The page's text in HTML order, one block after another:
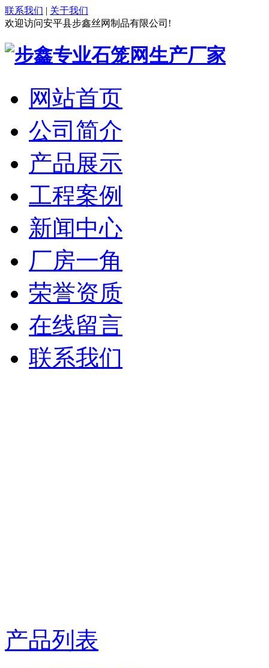
联系我们 | 关于我们
欢迎访问安平县步鑫丝网制品有限公司!
网站首页
公司简介
产品展示
工程案例
新闻中心
厂房一角
荣誉资质
在线留言
联系我们
产品列表